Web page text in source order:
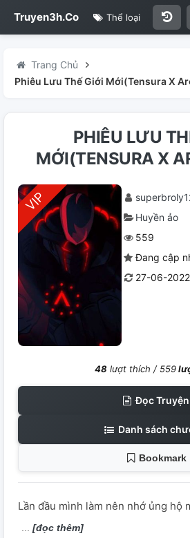
Truyen3h.Co Thể loại
Trang Chủ
Phiêu Lưu Thế Giới Mới(Tensura X
PHIÊU LƯU
MỚI(TENSURA X
Huyền ảo
559
Đang cập
27-06-2022
48 lượt thích /559
Đọc Truyện
Danh sách
Bookmark
Lần đầu mình làm nên nhớ ủng hộ
[đọc thêm]